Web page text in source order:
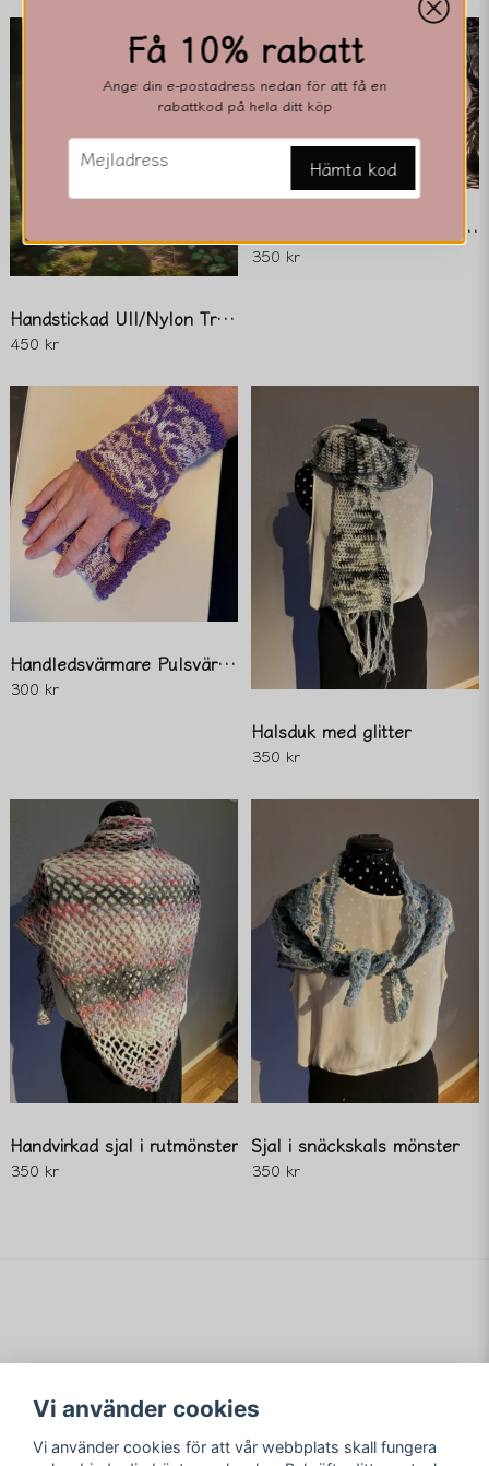
Handstickad Ull/Nylon Tröja för 12-18 mån
450 kr
Mönstrade Ull/Nylon-Sockor
350 kr
Handledsvärmare Pulsvärmare
300 kr
Halsduk med glitter
350 kr
Handvirkad sjal i rutmönster
350 kr
Sjal i snäckskals mönster
350 kr
Ja, ni får publicera min fråga
Få 10% rabatt
Ange din e-postadress nedan för att få en
rabattkod på hela ditt köp
email
Mejladress Hämta kod
Vi använder cookies
Vi använder cookies för att vår webbplats skall fungera